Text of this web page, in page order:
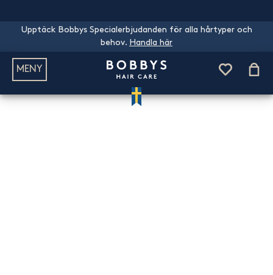
Upptäck Bobbys Specialerbjudanden för alla hårtyper och
behov. Handla här
MENY